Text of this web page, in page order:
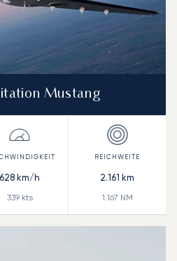
Mustang
628 km/h
339kts
2.161 km
1.167 NM